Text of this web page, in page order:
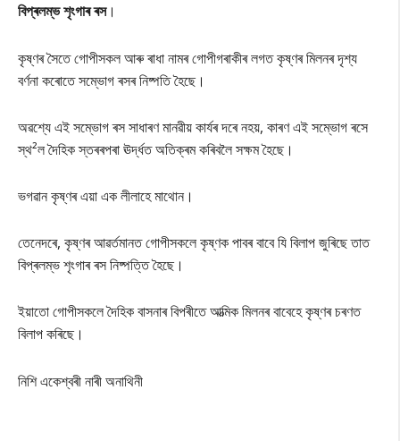
বিপ্ৰলম্ভ শৃংগাৰ ৰস।
কৃষ্ণৰ সৈতে গোপীসকল আৰু ৰাধা নামৰ গোপীগৰাকীৰ লগত কৃষ্ণৰ মিলনৰ দৃশ্য
বৰ্ণনা কৰোতে সম্ভোগ ৰসৰ নিষ্পতি হৈছে।
অৱশ্যে এই সম্ভোগ ৰস সাধাৰণ মানৱীয় কাৰ্যৰ দৰে নহয়, কাৰণ এই সম্ভোগ ৰসে
স্থ²ল দৈহিক স্তৰৰপৰা ঊৰ্দ্ধত অতিক্ৰম কৰিবলৈ সক্ষম হৈছে।
ভগৱান কৃষ্ণৰ এয়া এক লীলাহে মাথোন।
তেনেদৰে, কৃষ্ণৰ আৱৰ্তমানত গোপীসকলে কৃষ্ণক পাবৰ বাবে যি বিলাপ জুৰিছে তাত
বিপ্ৰলম্ভ শৃংগাৰ ৰস নিষ্পত্তি হৈছে।
ইয়াতো গোপীসকলে দৈহিক বাসনাৰ বিপৰীতে আত্মিক মিলনৰ বাবেহে কৃষ্ণৰ চৰণত
বিলাপ কৰিছে।
নিশি একেশ্বৰী নাৰী অনাথিনী